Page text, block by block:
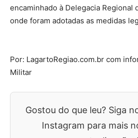
encaminhado à Delegacia Regional
onde foram adotadas as medidas
Por: LagartoRegiao.com.br com
Militar
Gostou do que leu? Siga
Instagram para mais